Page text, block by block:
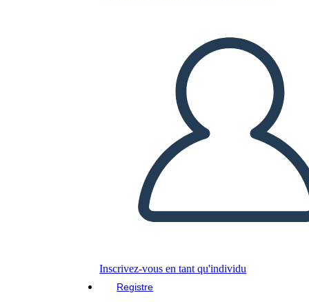
Inscrivez-vous en tant qu'individu
Registre
LIRE LE DIAPORAMA
LIS-MOI